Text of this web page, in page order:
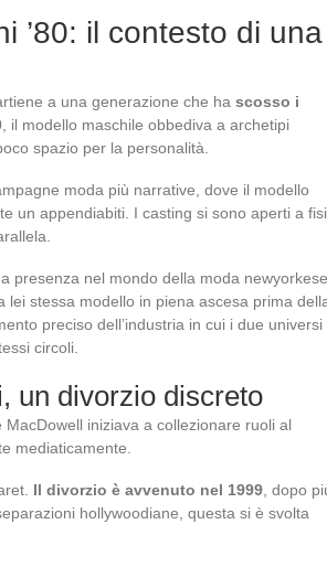
’80: il contesto di una
a una generazione che ha scosso i
il modello maschile obbediva a archetipi
spazio per la personalità.
moda più narrative, dove il modello
un appendiabiti. I casting si sono aperti a
presenza nel mondo della moda newyorkese
stessa modello in piena ascesa prima
preciso dell’industria in cui i due universi
circoli.
un divorzio discreto
iniziava a collezionare ruoli al
mediaticamente.
Il divorzio è avvenuto nel 1999 , dopo
hollywoodiane, questa si è svolta